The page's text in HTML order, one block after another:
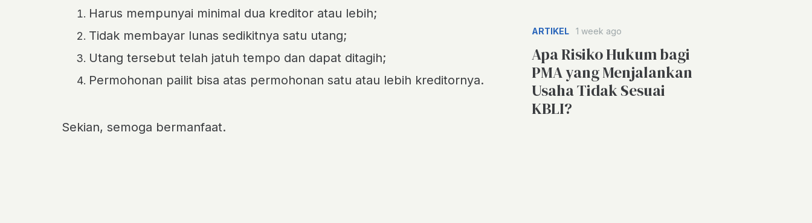
Harus mempunyai minimal dua kreditor atau lebih;
Tidak membayar lunas sedikitnya satu utang;
Utang tersebut telah jatuh tempo dan dapat ditagih;
Permohonan pailit bisa atas permohonan satu atau lebih kreditornya.
Sekian, semoga bermanfaat.
ARTIKEL 1 week ago
Apa Risiko Hukum bagi
PMA yang Menjalankan
Usaha Tidak Sesuai
KBLI?